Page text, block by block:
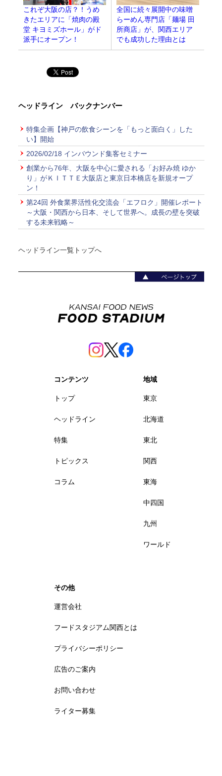
これぞ大阪の店？！うめ
きたエリアに「焼肉の殿
堂 キヨミズホール」がド
派手にオープン！
全国に続々展開中の味噌
らーめん専門店「麺場 田
所商店」が、関西エリア
でも成功した理由とは
ヘッドライン バックナンバー
特集企画【神戸の飲食シーンを「もっと面白く」した
い】開始
2026/02/18 インバウンド集客セミナー
創業から76年、大阪を中心に愛される「お好み焼 ゆか
り」がＫＩＴＴＥ大阪店と東京日本橋店を新規オープ
ン！
第24回 外食業界活性化交流会「エフロク」開催レポート
～大阪・関西から日本、そして世界へ。成長の壁を突破
する未来戦略～
ヘッドライン一覧トップへ
コンテンツ
トップ
ヘッドライン
特集
トピックス
コラム
地域
東京
北海道
東北
関西
東海
中四国
九州
ワールド
その他
運営会社
フードスタジアム関西とは
プライバシーポリシー
広告のご案内
お問い合わせ
ライター募集